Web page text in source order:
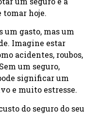
tomar hoje.
um gasto, mas um
Imagine estar
acidentes, roubos,
um seguro,
significar um
e muito estresse.
do seguro do seu